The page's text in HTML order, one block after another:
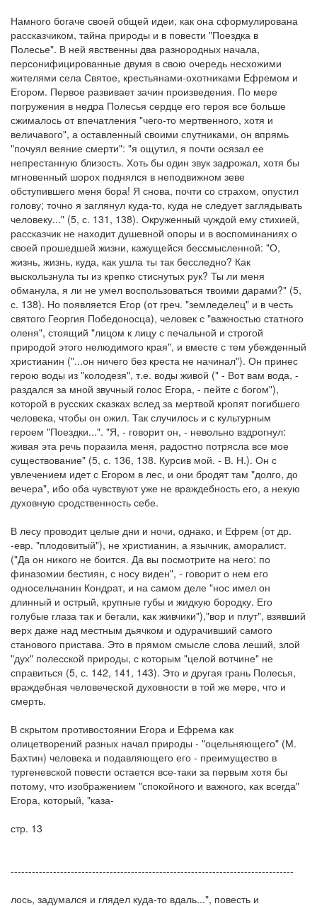
Намного богаче своей общей идеи, как она сформулирована
рассказчиком, тайна природы и в повести "Поездка в
Полесье". В ней явственны два разнородных начала,
персонифицированные двумя в свою очередь несхожими
жителями села Святое, крестьянами-охотниками Ефремом и
Егором. Первое развивает зачин произведения. По мере
погружения в недра Полесья сердце его героя все больше
сжималось от впечатления "чего-то мертвенного, хотя и
величавого", а оставленный своими спутниками, он впрямь
"почуял веяние смерти": "я ощутил, я почти осязал ее
непрестанную близость. Хоть бы один звук задрожал, хотя бы
мгновенный шорох поднялся в неподвижном зеве
обступившего меня бора! Я снова, почти со страхом, опустил
голову; точно я заглянул куда-то, куда не следует заглядывать
человеку..." (5, с. 131, 138). Окруженный чуждой ему стихией,
рассказчик не находит душевной опоры и в воспоминаниях о
своей прошедшей жизни, кажущейся бессмысленной: "О,
жизнь, жизнь, куда, как ушла ты так бесследно? Как
выскользнула ты из крепко стиснутых рук? Ты ли меня
обманула, я ли не умел воспользоваться твоими дарами?" (5,
с. 138). Но появляется Егор (от греч. "земледелец" и в честь
святого Георгия Победоносца), человек с "важностью статного
оленя", стоящий "лицом к лицу с печальной и строгой
природой этого нелюдимого края", и вместе с тем убежденный
христианин ("...он ничего без креста не начинал"). Он принес
герою воды из "колодезя", т.е. воды живой (" - Вот вам вода, -
раздался за мной звучный голос Егора, - пейте с богом"),
которой в русских сказках вслед за мертвой кропят погибшего
человека, чтобы он ожил. Так случилось и с культурным
героем "Поездки...". "Я, - говорит он, - невольно вздрогнул:
живая эта речь поразила меня, радостно потрясла все мое
существование" (5, с. 136, 138. Курсив мой. - В. Н.). Он с
увлечением идет с Егором в лес, и они бродят там "долго, до
вечера", ибо оба чувствуют уже не враждебность его, а некую
духовную сродственность себе.
В лесу проводит целые дни и ночи, однако, и Ефрем (от др.
-евр. "плодовитый"), не христианин, а язычник, аморалист.
("Да он никого не боится. Да вы посмотрите на него: по
финазомии бестиян, с носу виден", - говорит о нем его
односельчанин Кондрат, и на самом деле "нос имел он
длинный и острый, крупные губы и жидкую бородку. Его
голубые глаза так и бегали, как живчики"),"вор и плут", взявший
верх даже над местным дьячком и одурачивший самого
станового пристава. Это в прямом смысле слова леший, злой
"дух" полесской природы, с которым "целой вотчине" не
справиться (5, с. 142, 141, 143). Это и другая грань Полесья,
враждебная человеческой духовности в той же мере, что и
смерть.
В скрытом противостоянии Егора и Ефрема как
олицетворений разных начал природы - "оцельняющего" (М.
Бахтин) человека и подавляющего его - преимущество в
тургеневской повести остается все-таки за первым хотя бы
потому, что изображением "спокойного и важного, как всегда"
Егора, который, "каза-
стр. 13
--------------------------------------------------------------------------------
лось, задумался и глядел куда-то вдаль...", повесть и